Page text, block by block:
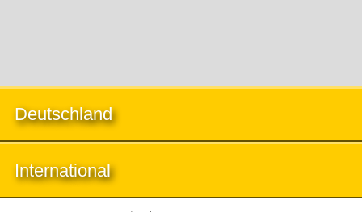
Deutschland
International